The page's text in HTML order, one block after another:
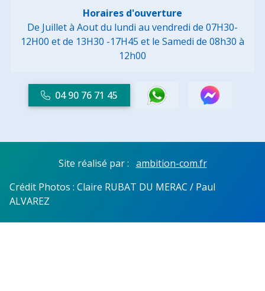
Horaires d'ouverture
De Juillet à Aout du lundi au vendredi de 07H30-
12H00 et de 13H30 -17H45 et le Samedi de 08h30 à
12h00
04 90 76 71 45
Site réalisé par : ambition-com.fr
Crédit Photos : Claire RUBAT DU MERAC / Paul
ALVAREZ